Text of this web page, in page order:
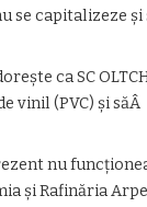
se capitalizeze și
ca SC
vinil (PVC) și
nu
și Rafinăria